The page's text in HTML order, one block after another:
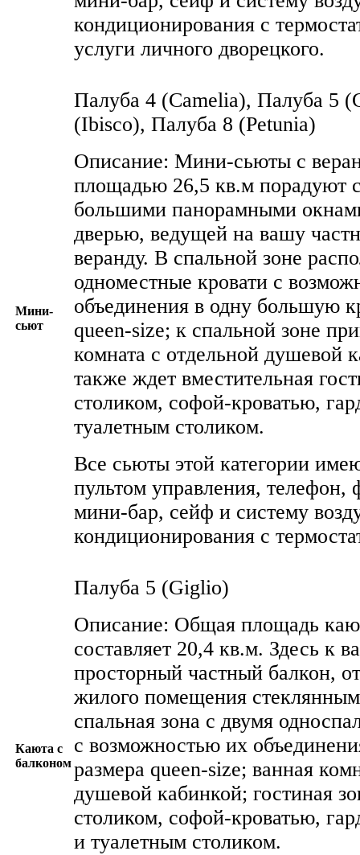
кондиционирования с
услуги личного дворецкого.
Мини-
сьют
Палуба 4 (Camelia), Палуба 5
(Ibisco), Палуба 8 (Petunia)
Описание: Мини-сьюты с
площадью 26,5 кв.м порадуют
большими панорамными
дверью, ведущей на вашу
веранду. В спальной зоне
одноместные кровати с
объединения в одну большую
queen-size; к спальной зоне
комната с отдельной душевой
также ждет вместительная
столиком, софой-кроватью,
туалетным столиком.
Все сьюты этой категории
пультом управления, телефон,
мини-бар, сейф и систему
кондиционирования с
Каюта с
балконом
Палуба 5 (Giglio)
Описание: Общая площадь
составляет 20,4 кв.м. Здесь к
просторный частный балкон,
жилого помещения
спальная зона с двумя
с возможностью их
размера queen-size; ванная
душевой кабинкой; гостиная
столиком, софой-кроватью,
и туалетным столиком.